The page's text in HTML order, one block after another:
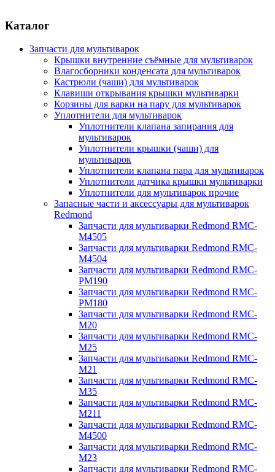
Каталог
Запчасти для мультиварок
Крышки внутренние съёмные для мультиварок
Влагосборники конденсата для мультиварок
Кастрюли (чаши) для мультиварок
Клавиши открывания крышки мультиварки
Корзины для варки на пару для мультиварок
Уплотнители для мультиварок
Уплотнители клапана запирания для
мультиварок
Уплотнители крышки (чаши) для
мультиварок
Уплотнители клапана пара для мультиварок
Уплотнители датчика крышки мультиварки
Уплотнители для мультиварок прочие
Запасные части и аксессуары для мультиварок
Redmond
Запчасти для мультиварки Redmond RMC-
M4505
Запчасти для мультиварки Redmond RMC-
M4504
Запчасти для мультиварки Redmond RMC-
PM190
Запчасти для мультиварки Redmond RMC-
PM180
Запчасти для мультиварки Redmond RMC-
M20
Запчасти для мультиварки Redmond RMC-
M25
Запчасти для мультиварки Redmond RMC-
M21
Запчасти для мультиварки Redmond RMC-
M35
Запчасти для мультиварки Redmond RMC-
M211
Запчасти для мультиварки Redmond RMC-
M4500
Запчасти для мультиварки Redmond RMC-
M23
Запчасти для мультиварки Redmond RMC-